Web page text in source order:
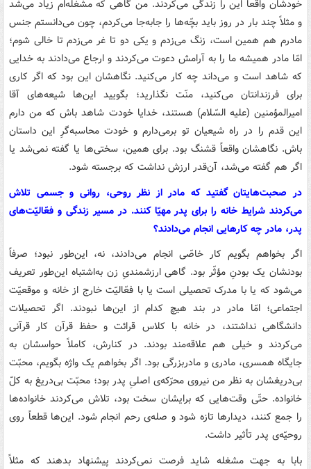
خودشان واقعاً این را زندگی می‌کردند. من گاهی که مشغله‌ام زیاد می‌شد
و مثلاً چند بار در روز باید بچّه‌ها را جابه‌جا می‌کردم، چون می‌دانستم جنس
مادرم هم همین است، زنگ می‌زدم و یکی دو تا غر می‌زدم تا خالی شوم؛
امّا مادر همیشه ما را به آرامش دعوت می‌کردند و ارجاع می‌دادند به خدایی
که شاهد است و می‌داند چه کار می‌کنید. نگاهشان این بود که اگر کاری
برای فرزندانتان می‌کنید، منّت نگذارید؛ بگویید این‌ها شیعه‌های آقا
امیرالمؤمنین (علیه السّلام) هستند، خدایا خودت شاهد باش که من دارم
این قدم را در راه شیعیان تو برمی‌دارم و خودت محاسبه‌گرِ این داستان
باش. نگاهشان واقعاً قشنگ بود. برای همین، سختی‌ها یا گفته نمی‌شد یا
اگر هم گفته می‌شد، آن‌قدر ارزش نداشت که برجسته شود.
در صحبت‌هایتان گفتید که مادر از نظر روحی، روانی و جسمی تلاش
می‌کردند شرایط خانه را برای پدر مهیّا کنند. در مسیر زندگی و فعّالیّت‌های
پدر، مادر چه کارهایی انجام می‌دادند؟
اگر بخواهم بگویم کار خاصّی انجام می‌دادند، نه، این‌طور نبود؛ صرفاً
بودنشان یک بودنِ مؤثّر بود. گاهی ارزشمندیِ زن به‌اشتباه این‌طور تعریف
می‌شود که یا با مدرک تحصیلی است یا با فعّالیّت خارج از خانه و موقعیّت
اجتماعی؛ امّا مادر در بند هیچ کدام از این‌ها نبودند. اگر تحصیلات
دانشگاهی نداشتند، در خانه با کلاس قرائت و حفظ قرآن کار قرآنی
می‌کردند و خیلی هم علاقه‌مند بودند. در کنارش، کاملاً حواسشان به
جایگاه همسری، مادری و مادربزرگی بود. اگر بخواهم یک واژه بگویم، محبّت
بی‌دریغشان به نظر من نیروی محرّکه‌ی اصلیِ پدر بود؛ محبّت بی‌دریغ به کلّ
خانواده. حتّی وقت‌هایی که برایشان سخت بود، تلاش می‌کردند خانواده‌ها
را جمع کنند، دیدارها تازه شود و صله‌ی رحم انجام شود. این‌ها قطعاً روی
روحیّه‌ی پدر تأثیر داشت.
بابا به جهت مشغله شاید فرصت نمی‌کردند پیشنهاد بدهند که مثلاً